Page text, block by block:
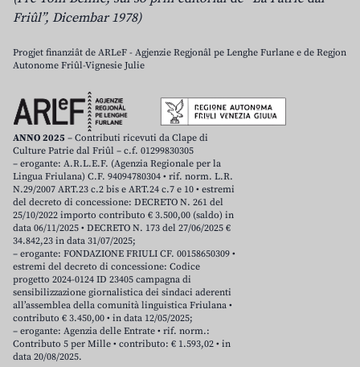
Friûl”, Dicembar 1978)
Progjet finanziât de ARLeF - Agjenzie Regjonâl pe Lenghe Furlane e de Regjon
Autonome Friûl-Vignesie Julie
ANNO 2025 – Contributi ricevuti da Clape di
Culture Patrie dal Friûl – c.f. 01299830305
– erogante: A.R.L.E.F. (Agenzia Regionale per la
Lingua Friulana) C.F. 94094780304 • rif. norm. L.R.
N.29/2007 ART.23 c.2 bis e ART.24 c.7 e 10 • estremi
del decreto di concessione: DECRETO N. 261 del
25/10/2022 importo contributo € 3.500,00 (saldo) in
data 06/11/2025 • DECRETO N. 173 del 27/06/2025 €
34.842,23 in data 31/07/2025;
– erogante: FONDAZIONE FRIULI CF. 00158650309 •
estremi del decreto di concessione: Codice
progetto 2024-0124 ID 23405 campagna di
sensibilizzazione giornalistica dei sindaci aderenti
all’assemblea della comunità linguistica Friulana •
contributo € 3.450,00 • in data 12/05/2025;
– erogante: Agenzia delle Entrate • rif. norm.:
Contributo 5 per Mille • contributo: € 1.593,02 • in
data 20/08/2025.